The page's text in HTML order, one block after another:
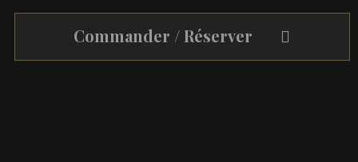
Commander / Réserver